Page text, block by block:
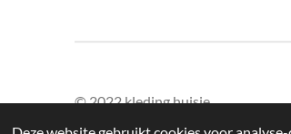
© 2022 kleding huisje